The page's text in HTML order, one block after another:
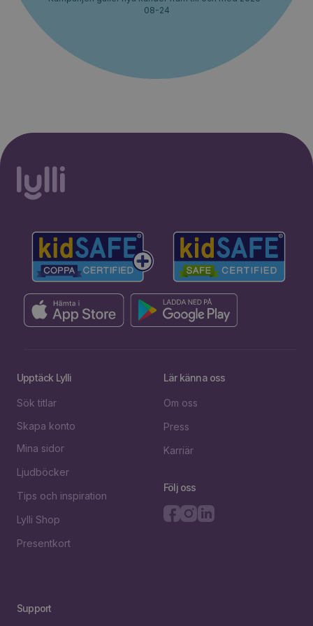
08-24
Upptäck Lylli
Sök titlar
Skapa konto
Mina sidor
Ljudböcker
Tips och inspiration
Lylli Shop
Presentkort
Lär känna oss
Om oss
Press
Karriär
Följ oss
Support